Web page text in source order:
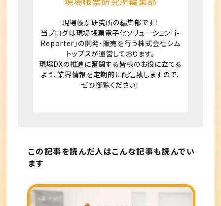
現場帳票研究所の編集部です！
当ブログは現場帳票電子化ソリューション「i-
Reporter」の開発・販売を行う株式会社シム
トップスが運営しております。
現場DXの推進に奮闘する皆様のお役に立てる
よう、業界情報を定期的に配信致しますので、
ぜひ御覧ください！
この記事を読んだ人はこんな記事も読んでい
ます